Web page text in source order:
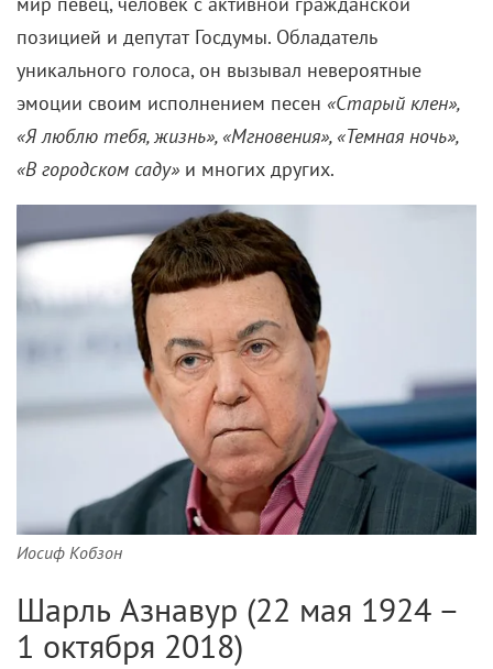
позицией и депутат Госдумы. Обладатель
уникального голоса, он вызывал невероятные
эмоции своим исполнением песен «Старый клен»,
«Я люблю тебя, жизнь», «Мгновения», «Темная ночь»,
«В городском саду» и многих других.
Иосиф Кобзон
Шарль Азнавур (22 мая 1924 –
1 октября 2018)